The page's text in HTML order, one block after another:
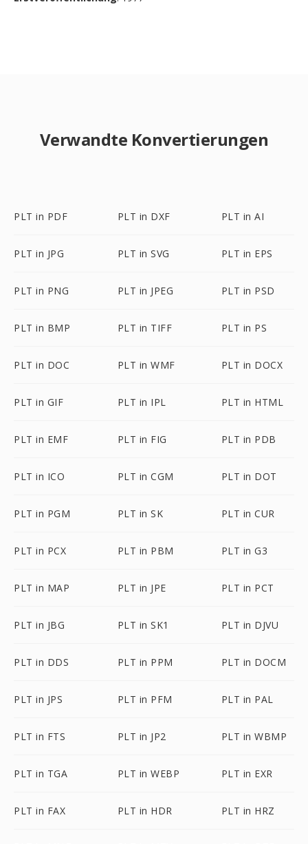
Verwandte Konvertierungen
PLT in PDF PLT in DXF PLT in AI
PLT in JPG PLT in SVG PLT in EPS
PLT in PNG PLT in JPEG PLT in PSD
PLT in BMP PLT in TIFF PLT in PS
PLT in DOC PLT in WMF PLT in DOCX
PLT in GIF PLT in IPL PLT in HTML
PLT in EMF PLT in FIG PLT in PDB
PLT in ICO PLT in CGM PLT in DOT
PLT in PGM PLT in SK PLT in CUR
PLT in PCX PLT in PBM PLT in G3
PLT in MAP PLT in JPE PLT in PCT
PLT in JBG PLT in SK1 PLT in DJVU
PLT in DDS PLT in PPM PLT in DOCM
PLT in JPS PLT in PFM PLT in PAL
PLT in FTS PLT in JP2 PLT in WBMP
PLT in TGA PLT in WEBP PLT in EXR
PLT in FAX PLT in HDR PLT in HRZ